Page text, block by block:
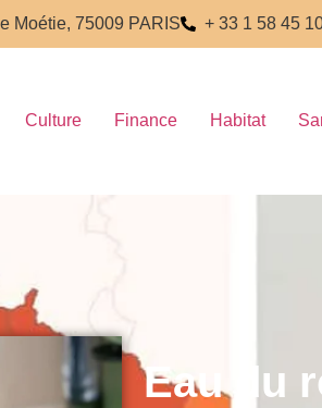
Moétie, 75009 PARIS + 33 1 58 45
Culture Finance Habitat
Eau du